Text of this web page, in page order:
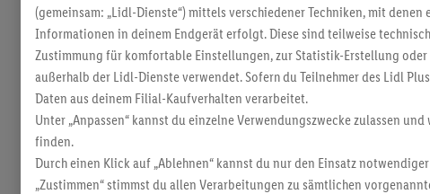
(gemeinsam: „Lidl-Dienste“) mittels verschiedener Techniken, mit
Informationen in deinem Endgerät erfolgt. Diese sind teilweise
Zustimmung für komfortable Einstellungen, zur Statistik-Erstellung
außerhalb der Lidl-Dienste verwendet. Sofern du Teilnehmer des Lidl
Daten aus deinem Filial-Kaufverhalten verarbeitet.
Unter „Anpassen“ kannst du einzelne Verwendungszwecke zulassen
finden.
Durch einen Klick auf „Ablehnen“ kannst du nur den Einsatz
„Zustimmen“ stimmst du allen Verarbeitungen zu sämtlichen